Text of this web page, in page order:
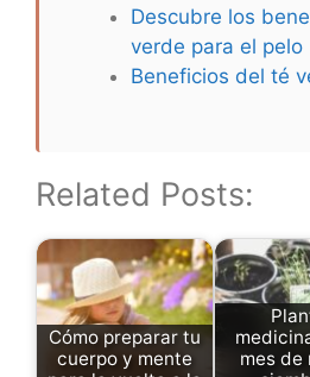
Descubre los
verde para el pelo
Beneficios del té
Related Posts:
Cómo preparar tu
cuerpo y mente
mes de